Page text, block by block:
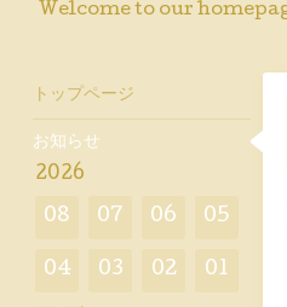
Welcome to our
トップページ
お知らせ
2026
08 07 06 05
04 03 02 01